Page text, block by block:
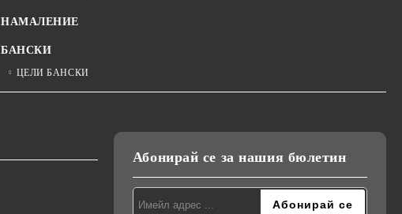
НАМАЛЕНИЕ
БАНСКИ
ЦЕЛИ БАНСКИ
Абонирай се за нашия бюлетин